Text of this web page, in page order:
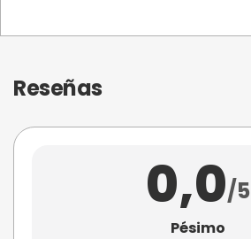
Reseñas
0,0/5
Pésimo